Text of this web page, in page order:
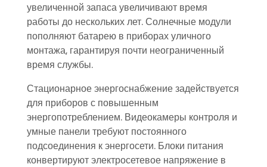
увеличенной запаса увеличивают время
работы до нескольких лет. Солнечные модули
пополняют батарею в приборах уличного
монтажа, гарантируя почти неограниченный
время службы.
Стационарное энергоснабжение задействуется
для приборов с повышенным
энергопотреблением. Видеокамеры контроля и
умные панели требуют постоянного
подсоединения к энергосети. Блоки питания
конвертируют электросетевое напряжение в